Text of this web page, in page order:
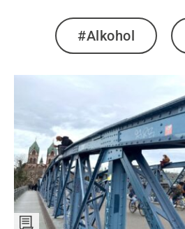
#Alkohol